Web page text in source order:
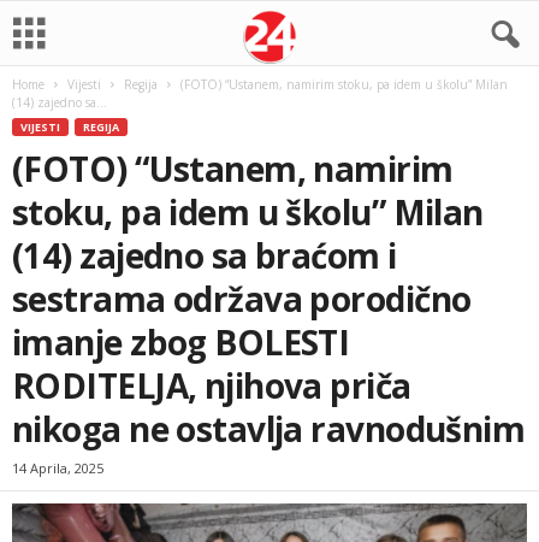
Home Vijesti Regija
(FOTO) “Ustanem, namirim stoku, pa idem u školu” Milan
(14) zajedno sa...
VIJESTI REGIJA
(FOTO) “Ustanem, namirim
stoku, pa idem u školu” Milan
(14) zajedno sa braćom i
sestrama održava porodično
imanje zbog BOLESTI
RODITELJA, njihova priča
nikoga ne ostavlja ravnodušnim
14 Aprila, 2025